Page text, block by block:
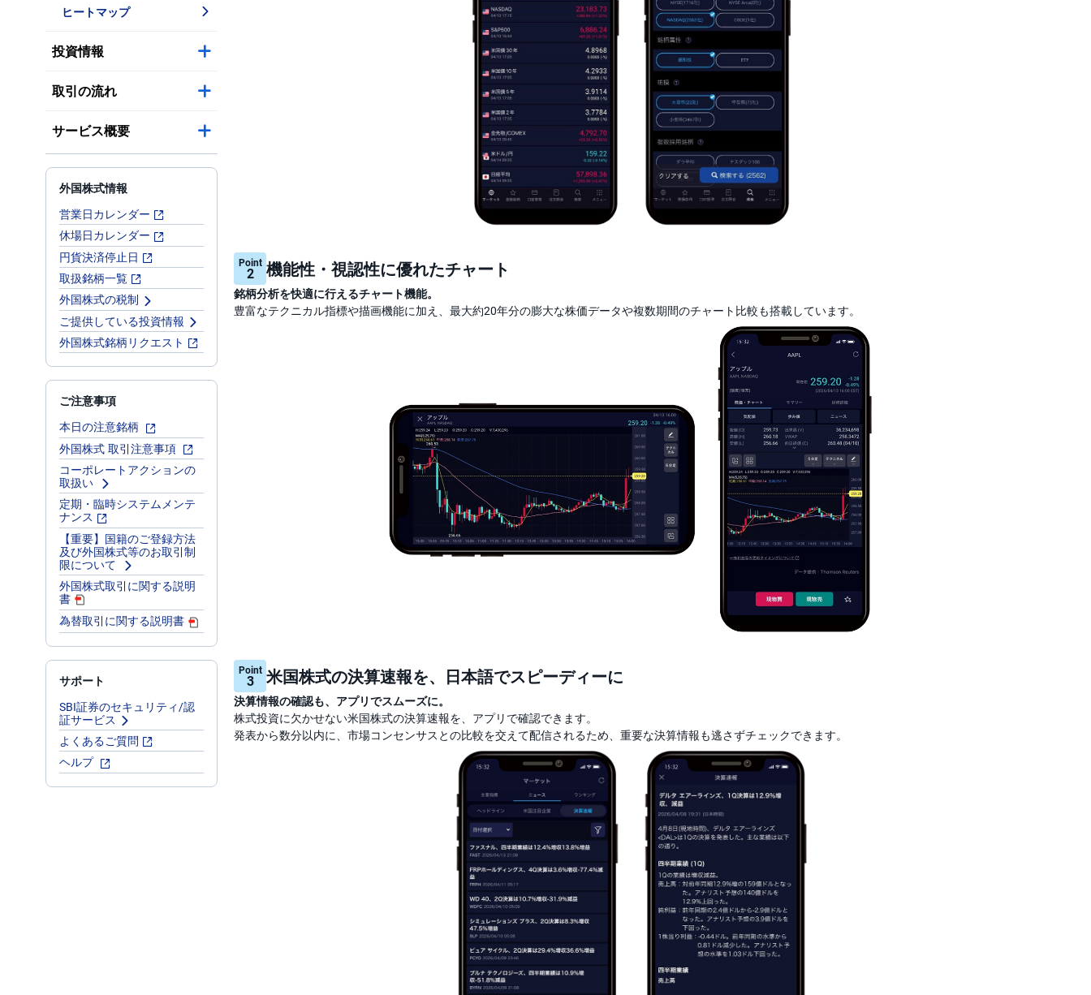
ヒートマップ
投資情報
取引の流れ
サービス概要
外国株式情報
営業日カレンダー
休場日カレンダー
円貨決済停止日
取扱銘柄一覧
外国株式の税制
ご提供している投資情報
外国株式銘柄リクエスト
ご注意事項
本日の注意銘柄
外国株式 取引注意事項
コーポレートアクションの
取扱い
定期・臨時システムメンテ
ナンス
【重要】国籍のご登録方法
及び外国株式等のお取引制
限について
外国株式取引に関する説明
書
為替取引に関する説明書
サポート
SBI証券のセキュリティ/認
証サービス
よくあるご質問
ヘルプ
Point
2 機能性・視認性に優れたチャート
銘柄分析を快適に行えるチャート機能。
豊富なテクニカル指標や描画機能に加え、最大約20年分の膨大な株価データや複数期間のチャート比較も搭載しています。
Point
3 米国株式の決算速報を、日本語でスピーディーに
決算情報の確認も、アプリでスムーズに。
株式投資に欠かせない米国株式の決算速報を、アプリで確認できます。
発表から数分以内に、市場コンセンサスとの比較を交えて配信されるため、重要な決算情報も逃さずチェックできます。